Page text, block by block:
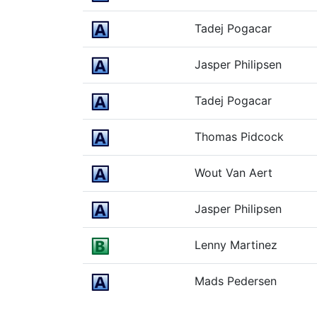
Tadej Pogacar
Jasper Philipsen
Tadej Pogacar
Thomas Pidcock
Wout Van Aert
Jasper Philipsen
Lenny Martinez
Mads Pedersen